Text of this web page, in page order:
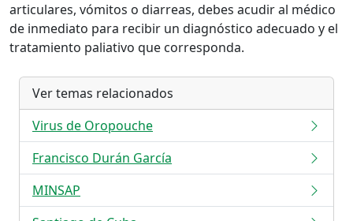
articulares, vómitos o diarreas, debes acudir al médico
de inmediato para recibir un diagnóstico adecuado y el
tratamiento paliativo que corresponda.
Ver temas relacionados
Virus de Oropouche
Francisco Durán García
MINSAP